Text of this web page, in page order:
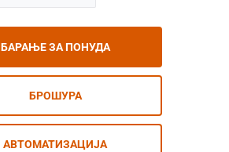
БАРАЊЕ ЗА ПОНУДА
БРОШУРА
АВТОМАТИЗАЦИЈА